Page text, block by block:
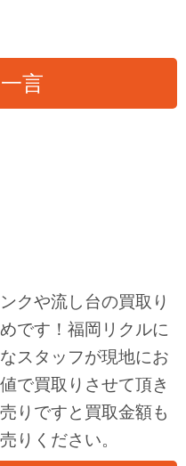
言
クや流し台の買取り
です！福岡リクルに
スタッフが現地にお
で買取りさせて頂き
りですと買取金額も
りください。